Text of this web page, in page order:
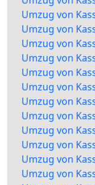
Umzug von
Umzug von
Umzug von
Umzug von
Umzug von
Umzug von
Umzug von
Umzug von
Umzug von
Umzug von
Umzug von
Umzug von